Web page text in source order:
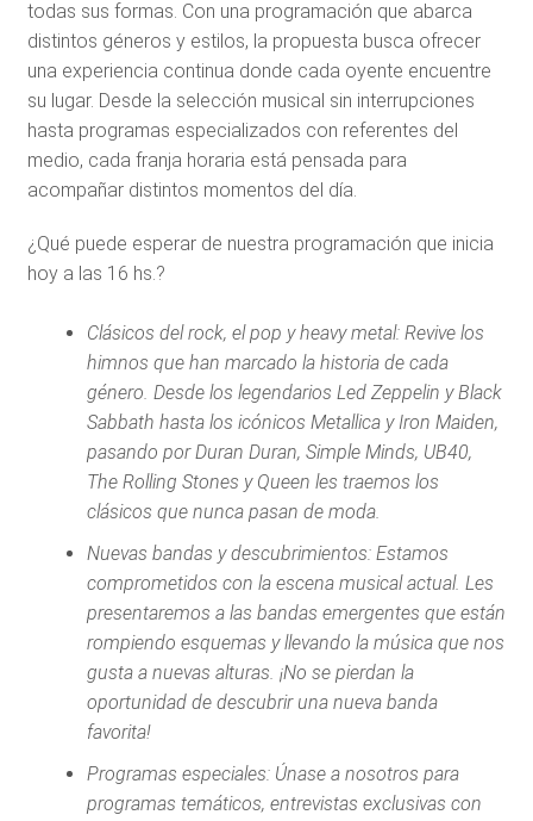
todas sus formas. Con una programación que abarca
distintos géneros y estilos, la propuesta busca ofrecer
una experiencia continua donde cada oyente encuentre
su lugar. Desde la selección musical sin interrupciones
hasta programas especializados con referentes del
medio, cada franja horaria está pensada para
acompañar distintos momentos del día.
¿Qué puede esperar de nuestra programación que inicia
hoy a las 16 hs.?
Clásicos del rock, el pop y heavy metal: Revive los
himnos que han marcado la historia de cada
género. Desde los legendarios Led Zeppelin y Black
Sabbath hasta los icónicos Metallica y Iron Maiden,
pasando por Duran Duran, Simple Minds, UB40,
The Rolling Stones y Queen les traemos los
clásicos que nunca pasan de moda.
Nuevas bandas y descubrimientos: Estamos
comprometidos con la escena musical actual. Les
presentaremos a las bandas emergentes que están
rompiendo esquemas y llevando la música que nos
gusta a nuevas alturas. ¡No se pierdan la
oportunidad de descubrir una nueva banda
favorita!
Programas especiales: Únase a nosotros para
programas temáticos, entrevistas exclusivas con